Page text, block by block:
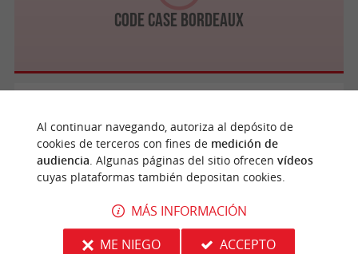
Code Case Bordeaux
Urban Quest
Al continuar navegando, autoriza al depósito de
cookies de terceros con fines de medición de
audiencia. Algunas páginas del sitio ofrecen vídeos
cuyas plataformas también depositan cookies.
MÁS INFORMACIÓN
ME NIEGO
ACCEPTO